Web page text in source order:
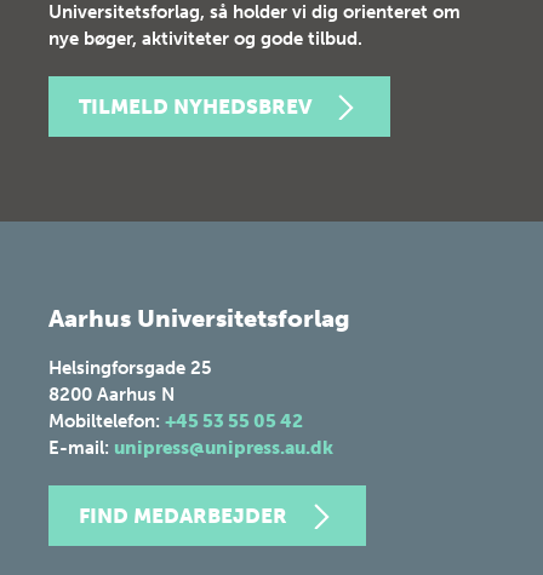
Universitetsforlag, så holder vi dig orienteret om
nye bøger, aktiviteter og gode tilbud.
TILMELD NYHEDSBREV
Aarhus Universitetsforlag
Helsingforsgade 25
8200 Aarhus N
Mobiltelefon: +45 53 55 05 42
E-mail: unipress@unipress.au.dk
FIND MEDARBEJDER